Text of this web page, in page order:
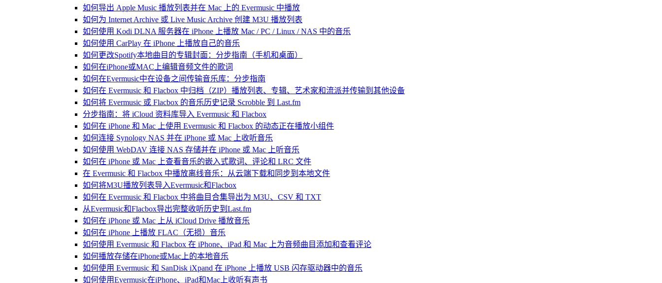
如何导出 Apple Music 播放列表并在 Mac 上的 Evermusic 中播放
如何为 Internet Archive 或 Live Music Archive 创建 M3U 播放列表
如何使用 Kodi DLNA 服务器在 iPhone 上播放 Mac / PC / Linux / NAS 中的音乐
如何使用 CarPlay 在 iPhone 上播放自己的音乐
如何更改Spotify本地曲目的专辑封面：分步指南（手机和桌面）
如何在iPhone或MAC上编辑音频文件的歌词
如何在Evermusic中在设备之间传输音乐库：分步指南
如何在 Evermusic 和 Flacbox 中归档（ZIP）播放列表、专辑、艺术家和流派并传输到其他设备
如何将 Evermusic 或 Flacbox 的音乐历史记录 Scrobble 到 Last.fm
分步指南：将 iCloud 资料库导入 Evermusic 和 Flacbox
如何在 iPhone 和 Mac 上使用 Evermusic 和 Flacbox 的动态正在播放小组件
如何连接 Synology NAS 并在 iPhone 或 Mac 上收听音乐
如何使用 WebDAV 连接 NAS 存储并在 iPhone 或 Mac 上听音乐
如何在 iPhone 或 Mac 上查看音乐的嵌入式歌词、评论和 LRC 文件
在 Evermusic 和 Flacbox 中播放离线音乐：从云端下载和同步到本地文件
如何将M3U播放列表导入Evermusic和Flacbox
如何在 Evermusic 和 Flacbox 中将曲目合集导出为 M3U、CSV 和 TXT
从Evermusic和Flacbox导出完整收听历史到Last.fm
如何在 iPhone 或 Mac 上从 iCloud Drive 播放音乐
如何在 iPhone 上播放 FLAC（无损）音乐
如何使用 Evermusic 和 Flacbox 在 iPhone、iPad 和 Mac 上为音频曲目添加和查看评论
如何播放存储在iPhone或Mac上的本地音乐
如何使用 Evermusic 和 SanDisk iXpand 在 iPhone 上播放 USB 闪存驱动器中的音乐
如何使用Evermusic在iPhone、iPad和Mac上收听有声书